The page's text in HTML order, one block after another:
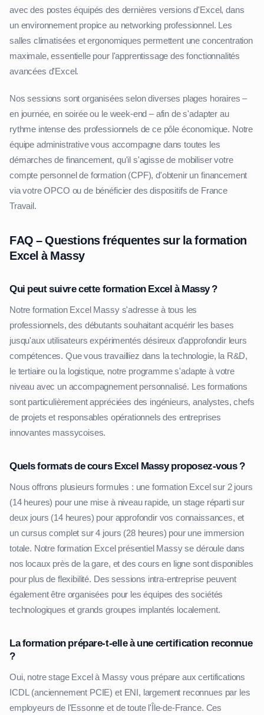
avec des postes équipés des dernières versions d'Excel, dans
un environnement propice au networking professionnel. Les
salles climatisées et ergonomiques permettent une concentration
maximale, essentielle pour l'apprentissage des fonctionnalités
avancées d'Excel.
Nos sessions sont organisées selon diverses plages horaires –
en journée, en soirée ou le week-end – afin de s'adapter au
rythme intense des professionnels de ce pôle économique. Notre
équipe administrative vous accompagne dans toutes les
démarches de financement, qu'il s'agisse de mobiliser votre
compte personnel de formation (CPF), d'obtenir un financement
via votre OPCO ou de bénéficier des dispositifs de France
Travail.
FAQ – Questions fréquentes sur la formation
Excel à Massy
Qui peut suivre cette formation Excel à Massy ?
Notre formation Excel Massy s'adresse à tous les
professionnels, des débutants souhaitant acquérir les bases
jusqu'aux utilisateurs expérimentés désireux d'approfondir leurs
compétences. Que vous travailliez dans la technologie, la R&D,
le tertiaire ou la logistique, notre programme s'adapte à votre
niveau avec un accompagnement personnalisé. Les formations
sont particulièrement appréciées des ingénieurs, analystes, chefs
de projets et responsables opérationnels des entreprises
innovantes massycoises.
Quels formats de cours Excel Massy proposez-vous ?
Nous offrons plusieurs formules : une formation Excel sur 2 jours
(14 heures) pour une mise à niveau rapide, un stage réparti sur
deux jours (14 heures) pour approfondir vos connaissances, et
un cursus complet sur 4 jours (28 heures) pour une immersion
totale. Notre formation Excel présentiel Massy se déroule dans
nos locaux près de la gare, et des cours en ligne sont disponibles
pour plus de flexibilité. Des sessions intra-entreprise peuvent
également être organisées pour les équipes des sociétés
technologiques et grands groupes implantés localement.
La formation prépare-t-elle à une certification reconnue
?
Oui, notre stage Excel à Massy vous prépare aux certifications
ICDL (anciennement PCIE) et ENI, largement reconnues par les
employeurs de l'Essonne et de toute l'Île-de-France. Ces